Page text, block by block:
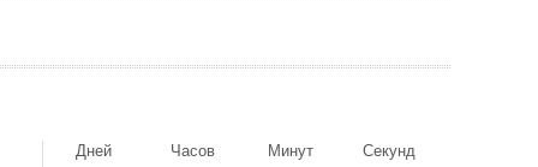
Дней Часов Минут Секунд